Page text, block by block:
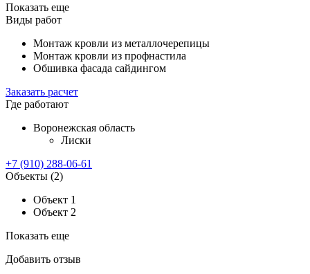
Показать еще
Виды работ
Монтаж кровли из металлочерепицы
Монтаж кровли из профнастила
Обшивка фасада сайдингом
Заказать расчет
Где работают
Воронежская область
Лиски
+7 (910) 288-06-61
Объекты (2)
Объект 1
Объект 2
Показать еще
Добавить отзыв